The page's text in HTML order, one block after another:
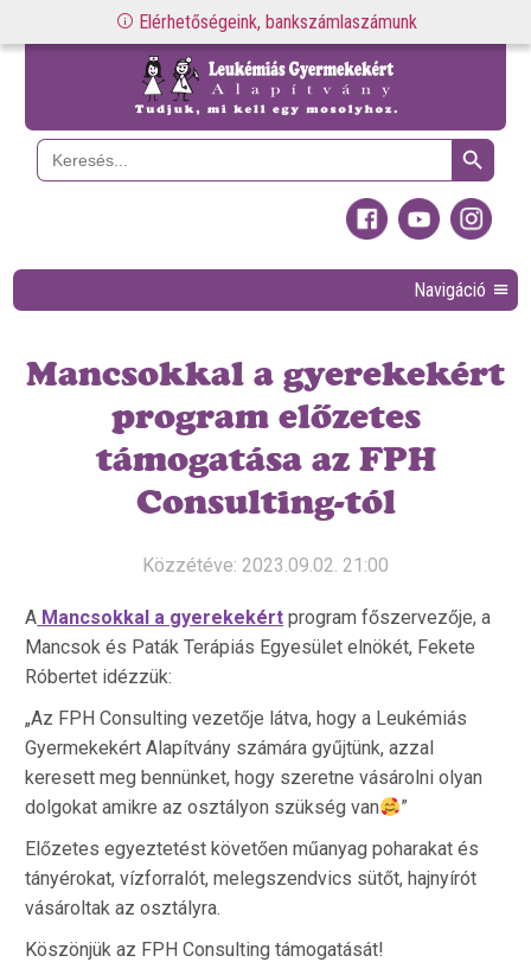
Elérhetőségeink, bankszámlaszámunk
Search
for:
Search Button
Navigáció
Mancsokkal a gyerekekért
program előzetes
támogatása az FPH
Consulting-tól
Közzétéve: 2023.09.02. 21:00
A Mancsokkal a gyerekekért program főszervezője, a
Mancsok és Paták Terápiás Egyesület elnökét, Fekete
Róbertet idézzük:
„Az FPH Consulting vezetője látva, hogy a Leukémiás
Gyermekekért Alapítvány számára gyűjtünk, azzal
keresett meg bennünket, hogy szeretne vásárolni olyan
dolgokat amikre az osztályon szükség van
”
Előzetes egyeztetést követően műanyag poharakat és
tányérokat, vízforralót, melegszendvics sütőt, hajnyírót
vásároltak az osztályra.
Köszönjük az FPH Consulting támogatását!